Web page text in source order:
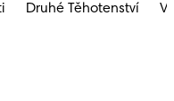
Druhé Těhotenství